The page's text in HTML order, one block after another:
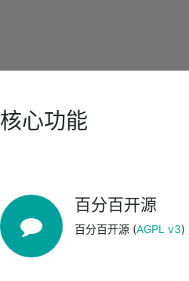
核心功能
百分百开源
百分百开源 (AGPL v3)